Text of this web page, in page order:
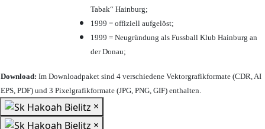
Tabak“ Hainburg;
1999 = offiziell aufgelöst;
1999 = Neugründung als Fussball Klub Hainburg an
der Donau;
Download: Im Downloadpaket sind 4 verschiedene Vektorgrafikformate (CDR, AI
EPS, PDF) und 3 Pixelgrafikformate (JPG, PNG, GIF) enthalten.
×
×